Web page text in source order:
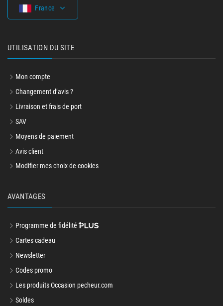
France
UTILISATION DU SITE
Mon compte
Changement d’avis ?
Livraison et frais de port
SAV
Moyens de paiement
Avis client
Modifier mes choix de cookies
AVANTAGES
Programme de fidélité
Cartes cadeau
Newsletter
Codes promo
Les produits Occasion pecheur.com
Soldes